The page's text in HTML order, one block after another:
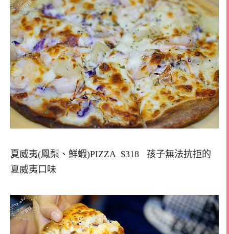
夏威夷(鳳梨、鮮蝦)PIZZA $318 孩子無法抗拒的
夏威夷口味